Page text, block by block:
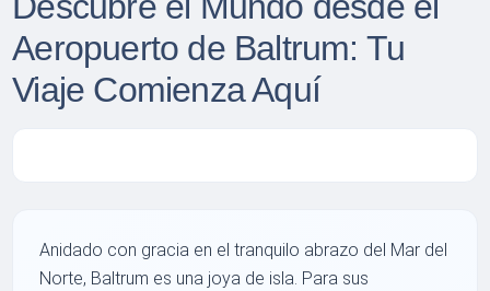
Aeropuerto de Baltrum: Tu
Viaje Comienza Aquí
Anidado con gracia en el tranquilo abrazo del Mar del
Norte, Baltrum es una joya de isla. Para sus